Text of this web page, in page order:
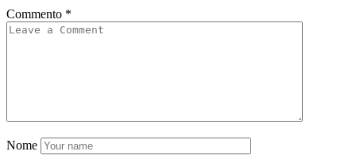
Commento *
Nome